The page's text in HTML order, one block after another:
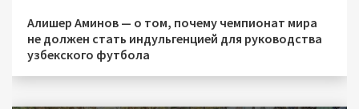
Алишер Аминов — о том, почему чемпионат мира
не должен стать индульгенцией для руководства
узбекского футбола